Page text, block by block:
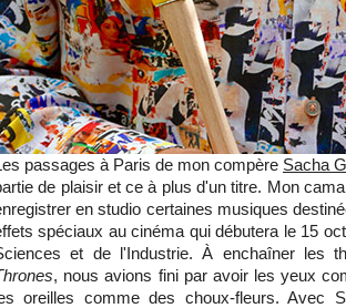
passages à Paris de mon compère Sacha
de plaisir et ce à plus d'un titre. Mon
en studio certaines musiques
spéciaux au cinéma qui débutera le 15
et de l'Industrie. À enchaîner les
, nous avions fini par avoir les yeux
oreilles comme des choux-fleurs. Avec